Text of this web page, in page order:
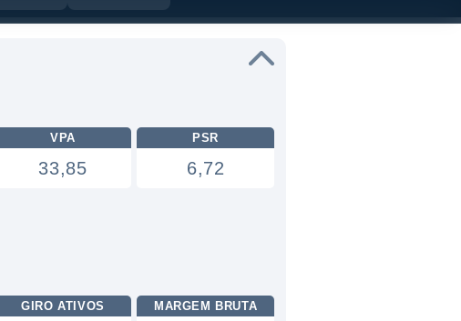
VPA
33,85
PSR
6,72
GIRO ATIVOS MARGEM BRUTA